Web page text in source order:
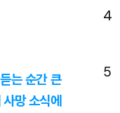
는 순간 큰
망 소식에
4
5